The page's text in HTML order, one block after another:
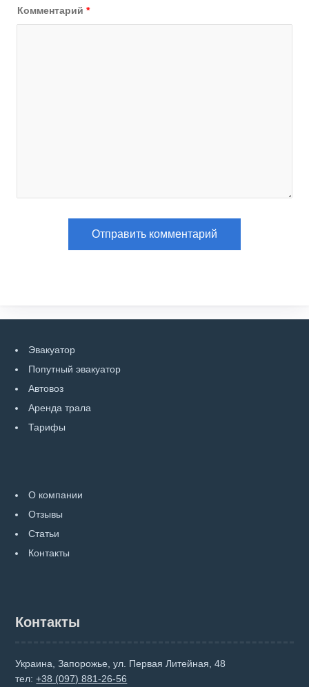
Комментарий *
Эвакуатор
Попутный эвакуатор
Автовоз
Аренда трала
Тарифы
О компании
Отзывы
Статьи
Контакты
Контакты
Украина, Запорожье, ул. Первая Литейная, 48
тел:+38 (097) 881-26-56